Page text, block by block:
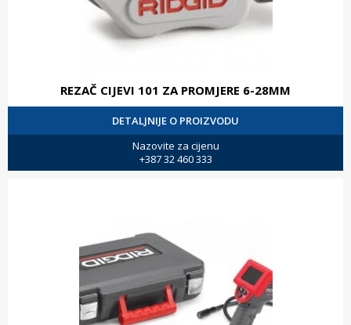
REZAČ CIJEVI 101 ZA PROMJERE 6-28MM
DETALJNIJE O PROIZVODU
Nazovite za cijenu
+387 32 460 333